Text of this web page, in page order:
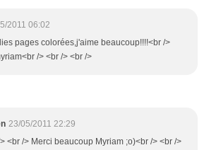
2011 06:02
pages colorées,j'aime beaucoup!!!!<br />
/> <br /> <br />
23/05/2011 22:29
<br /> Merci beaucoup Myriam ;o)<br /> <br />